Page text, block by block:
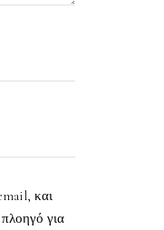
και
για